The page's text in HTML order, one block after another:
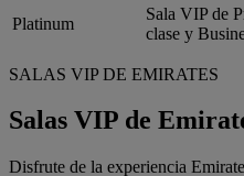
Platinum
Sala VIP de
clase y
SALAS VIP DE EMIRATES
Salas VIP de
Disfrute de la experiencia